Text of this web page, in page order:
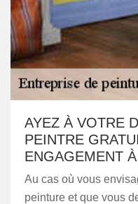
AYEZ À VOTRE
PEINTRE
ENGAGEMENT
Au cas où vous
peinture et que vous